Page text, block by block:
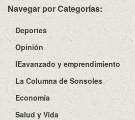
Navegar por Categorías:
Deportes
Opinión
IEavanzado y emprendimiento
La Columna de Sonsoles
Economía
Salud y Vida